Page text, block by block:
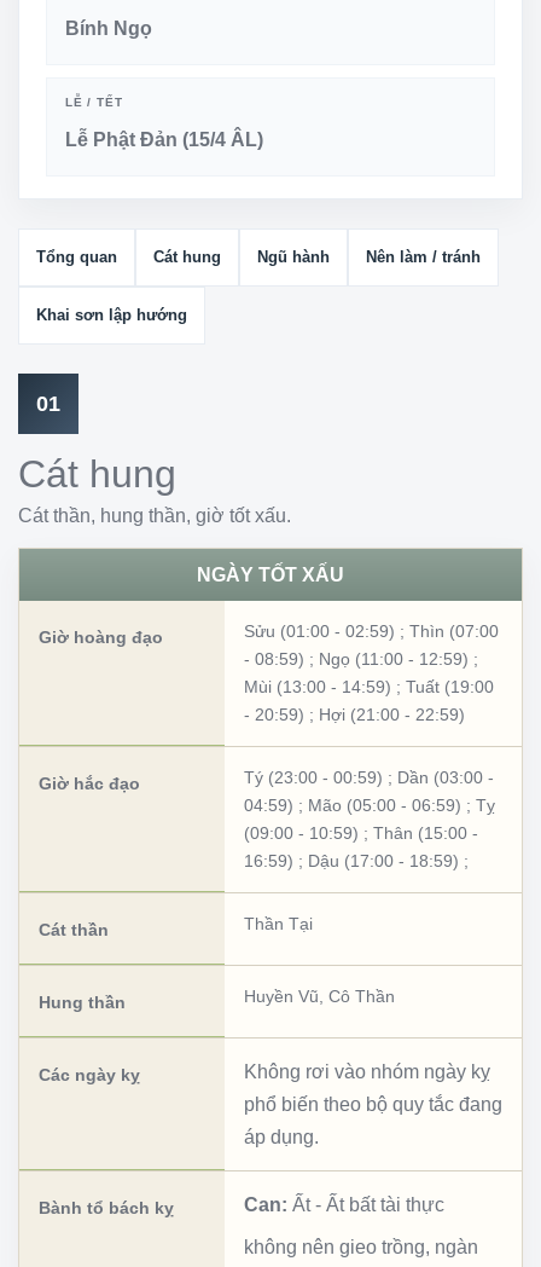
Bính Ngọ
LỄ / TẾT
Lễ Phật Đản (15/4 ÂL)
Tổng quan Cát hung Ngũ hành Nên làm / tránh
Khai sơn lập hướng
01
Cát hung
Cát thần, hung thần, giờ tốt xấu.
NGÀY TỐT XẤU
Giờ hoàng đạo Sửu (01:00 - 02:59) ; Thìn (07:00
- 08:59) ; Ngọ (11:00 - 12:59) ;
Mùi (13:00 - 14:59) ; Tuất (19:00
- 20:59) ; Hợi (21:00 - 22:59)
Giờ hắc đạo Tý (23:00 - 00:59) ; Dần (03:00 -
04:59) ; Mão (05:00 - 06:59) ; Tỵ
(09:00 - 10:59) ; Thân (15:00 -
16:59) ; Dậu (17:00 - 18:59) ;
Cát thần Thần Tại
Hung thần Huyền Vũ Cô Thần
Các ngày kỵ
Không rơi vào nhóm ngày kỵ
phổ biến theo bộ quy tắc đang
áp dụng.
Bành tổ bách kỵ Can: Ất- Ất bất tài thực
không nên gieo trồng, ngàn